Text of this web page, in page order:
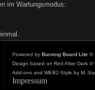
im Wartungsmodus:
Powered by Burning Board Lite©
Design based on Red After Dark ©
Add-ons and WEB2-Style by M.
Impressum